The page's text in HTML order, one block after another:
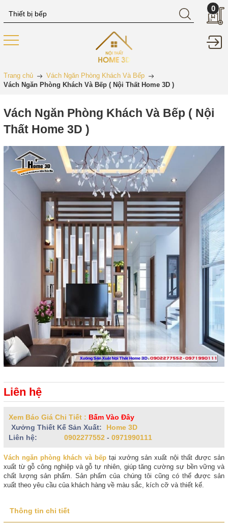
0
Trang chủ
Vách Ngăn Phòng Khách Và Bếp
Vách Ngăn Phòng Khách Và Bếp ( Nội Thất Home 3D )
Vách Ngăn Phòng Khách Và Bếp ( Nội
Thất Home 3D )
Liên hệ
Xem Báo Giá Chi Tiết : Bấm Vào Đây
Xưởng Thiết Kế Sản Xuất:
Home 3D
Liên hệ:
0902277552 - 0971990111
Vách ngăn phòng khách và bếptại xưởng sản xuất nội thất được sản
xuất từ gỗ công nghiệp và gỗ tự nhiên, giúp tăng cường sự bền vững và
chất lượng sản phẩm. Sản phẩm của chúng tôi cũng có thể được sản
xuất theo yêu cầu của khách hàng về màu sắc, kích cỡ và thiết kế.
Thông tin chi tiết